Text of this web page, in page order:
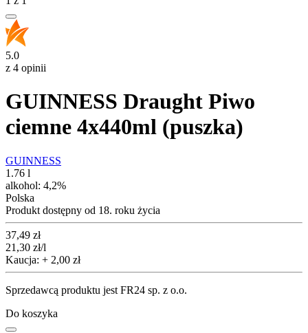
5.0
z 4 opinii
GUINNESS Draught Piwo
ciemne 4x440ml (puszka)
GUINNESS
1.76 l
alkohol: 4,2%
Polska
Produkt dostępny od 18. roku życia
Cena
37,49 zł
21,30 zł/l
Kaucja: + 2,00 zł
Sprzedawcą produktu jest FR24 sp. z o.o.
Do koszyka